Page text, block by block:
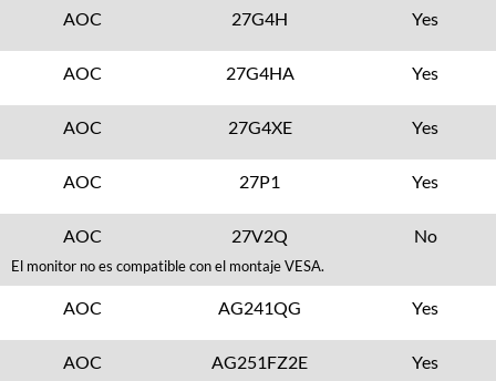
AOC 27G4H Yes
AOC 27G4HA Yes
AOC 27G4XE Yes
AOC 27P1 Yes
AOC 27V2Q No
El monitor no es compatible con el montaje VESA.
AOC AG241QG Yes
AOC AG251FZ2E Yes